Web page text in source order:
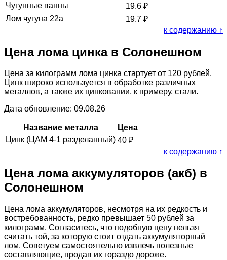
Чугунные ванны
19.6 ₽
Лом чугуна 22а
19.7 ₽
к содержанию ↑
Цена лома цинка в Солонешном
Цена за килограмм лома цинка стартует от 120 рублей.
Цинк широко используется в обработке различных
металлов, а также их цинковании, к примеру, стали.
Дата обновление: 09.08.26
Название металла
Цена
Цинк (ЦАМ 4-1 разделанный) 40 ₽
к содержанию ↑
Цена лома аккумуляторов (акб) в
Солонешном
Цена лома аккумуляторов, несмотря на их редкость и
востребованность, редко превышает 50 рублей за
килограмм. Согласитесь, что подобную цену нельзя
считать той, за которую стоит отдать аккумуляторный
лом. Советуем самостоятельно извлечь полезные
составляющие, продав их гораздо дороже.